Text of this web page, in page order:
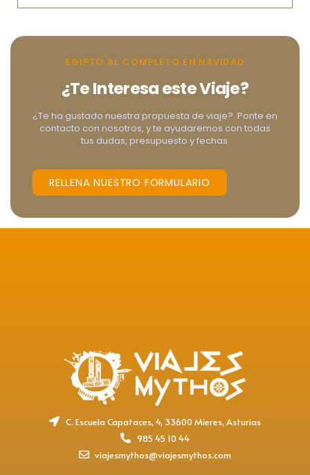
EGIPTO AL COMPLETO EN NAVIDAD
¿Te Interesa este Viaje?
¿Te ha gustado nuestra propuesta de viaje?. Ponte en
contacto con nosotros, y te ayudaremos con todas
tus dudas, presupuesto y fechas.
RELLENA NUESTRO FORMULARIO
C. Escuela Capataces, 4, 33600 Mieres, Asturias
985 45 10 44
viajesmythos@viajesmythos.com